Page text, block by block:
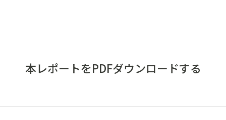
本レポートをPDFダウンロードする